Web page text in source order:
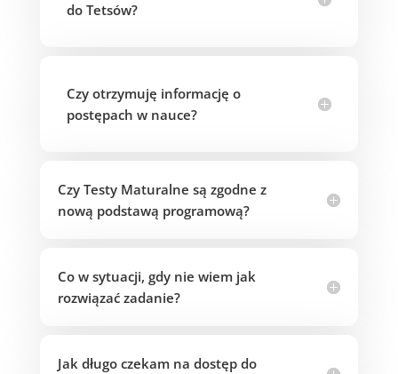
do Tetsów?
Czy otrzymuję informację o
postępach w nauce?
Czy Testy Maturalne są zgodne z
nową podstawą programową?
Co w sytuacji, gdy nie wiem jak
rozwiązać zadanie?
Jak długo czekam na dostęp do